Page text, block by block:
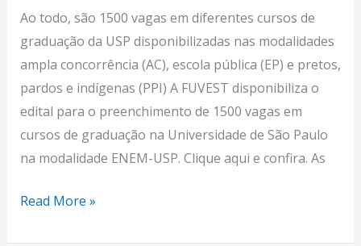
Ao todo, são 1500 vagas em diferentes cursos de
graduação da USP disponibilizadas nas modalidades
ampla concorrência (AC), escola pública (EP) e pretos,
pardos e indígenas (PPI) A FUVEST disponibiliza o
edital para o preenchimento de 1500 vagas em
cursos de graduação na Universidade de São Paulo
na modalidade ENEM-USP. Clique aqui e confira. As
Read More »